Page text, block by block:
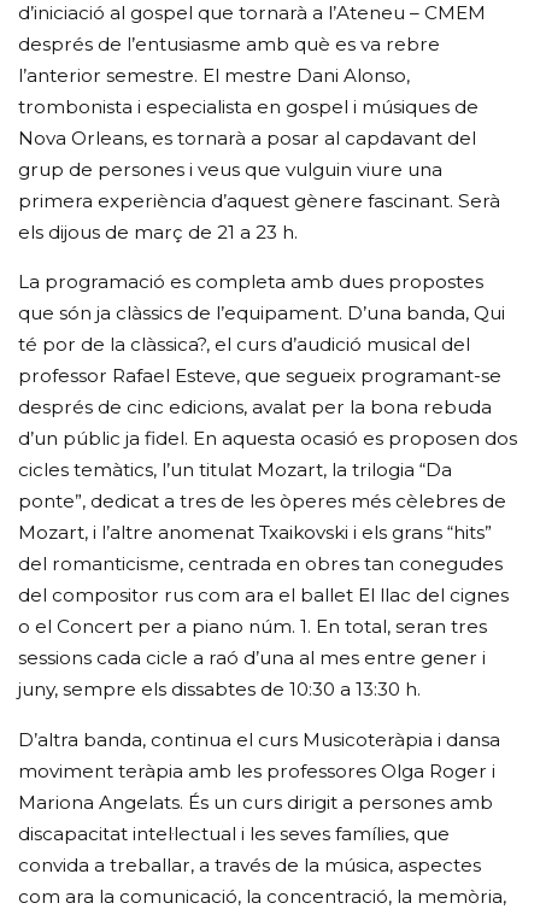
d’iniciació al gospel que tornarà a l’Ateneu – CMEM
després de l’entusiasme amb què es va rebre
l’anterior semestre. El mestre Dani Alonso,
trombonista i especialista en gospel i músiques de
Nova Orleans, es tornarà a posar al capdavant del
grup de persones i veus que vulguin viure una
primera experiència d’aquest gènere fascinant. Serà
els dijous de març de 21 a 23 h.
La programació es completa amb dues propostes
que són ja clàssics de l’equipament. D’una banda, Qui
té por de la clàssica?, el curs d’audició musical del
professor Rafael Esteve, que segueix programant-se
després de cinc edicions, avalat per la bona rebuda
d’un públic ja fidel. En aquesta ocasió es proposen dos
cicles temàtics, l’un titulat Mozart, la trilogia “Da
ponte”, dedicat a tres de les òperes més cèlebres de
Mozart, i l’altre anomenat Txaikovski i els grans “hits”
del romanticisme, centrada en obres tan conegudes
del compositor rus com ara el ballet El llac del cignes
o el Concert per a piano núm. 1. En total, seran tres
sessions cada cicle a raó d’una al mes entre gener i
juny, sempre els dissabtes de 10:30 a 13:30 h.
D’altra banda, continua el curs Musicoteràpia i dansa
moviment teràpia amb les professores Olga Roger i
Mariona Angelats. És un curs dirigit a persones amb
discapacitat intel·lectual i les seves famílies, que
convida a treballar, a través de la música, aspectes
com ara la comunicació, la concentració, la memòria,